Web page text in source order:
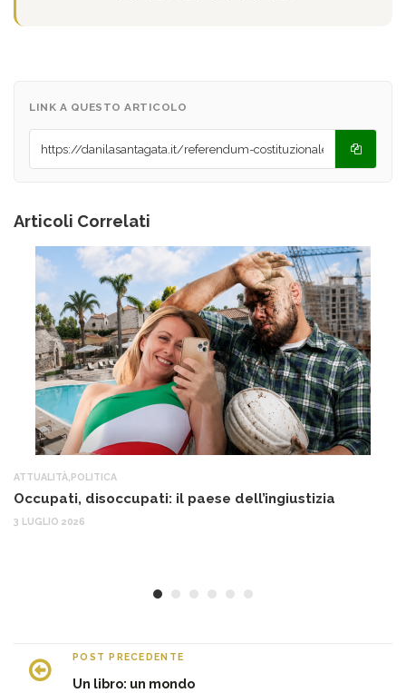
LINK A QUESTO ARTICOLO
Articoli Correlati
ATTUALITÀ POLITICA
Occupati, disoccupati: il paese dell’ingiustizia
3 LUGLIO 2026
POST PRECEDENTE
Un libro: un mondo